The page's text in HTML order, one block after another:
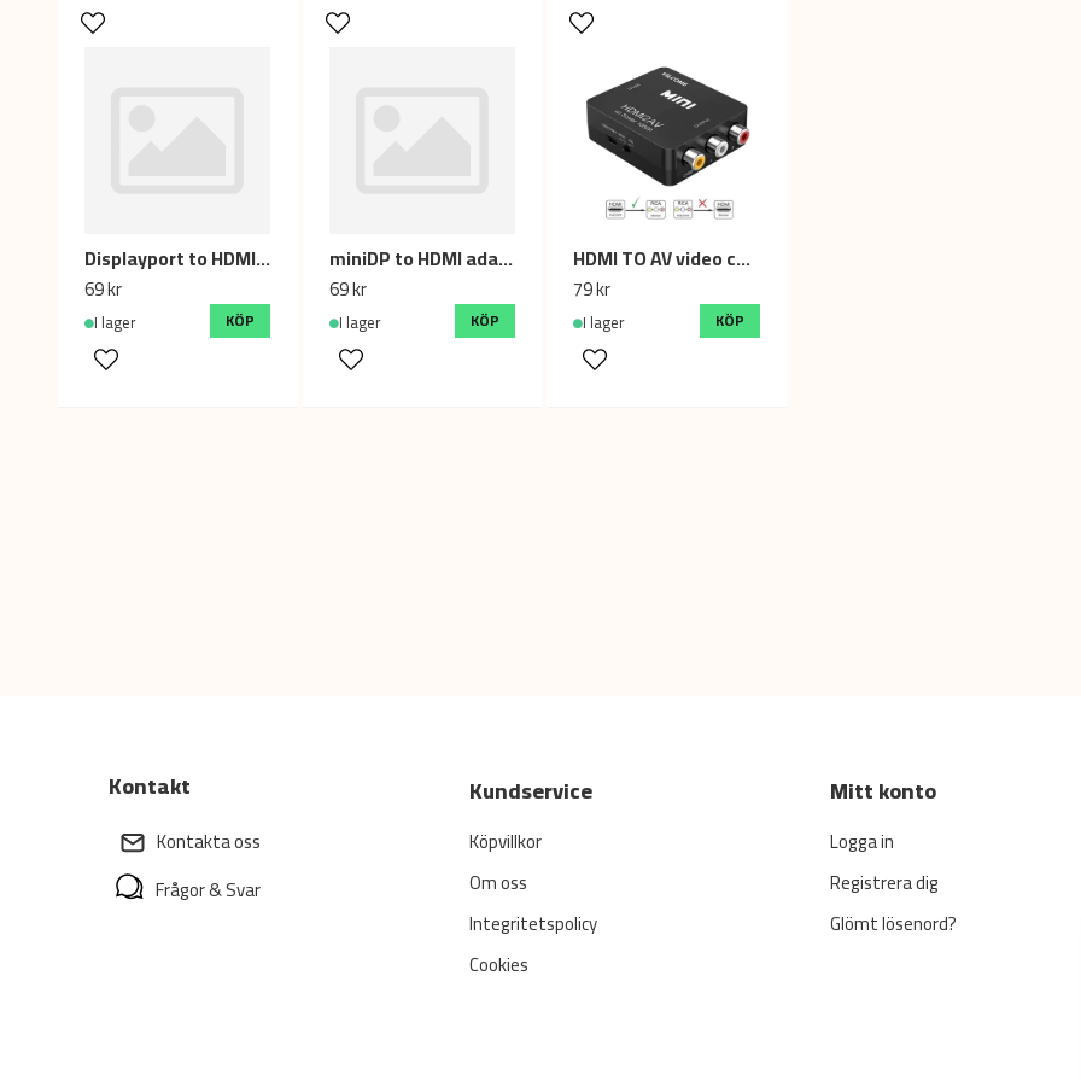
Displayport to HDMI Adapter 1080P 4K Cable
69 kr
I lager KÖP
miniDP to HDMI adapter
69 kr
I lager KÖP
HDMI TO AV video converter (Black)
79 kr
I lager KÖP
Kontakt
Kontakta oss
Frågor & Svar
Kundservice
Köpvillkor
Om oss
Integritetspolicy
Cookies
Mitt konto
Logga in
Registrera dig
Glömt lösenord?